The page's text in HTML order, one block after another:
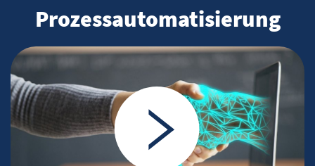
Prozessautomatisierung